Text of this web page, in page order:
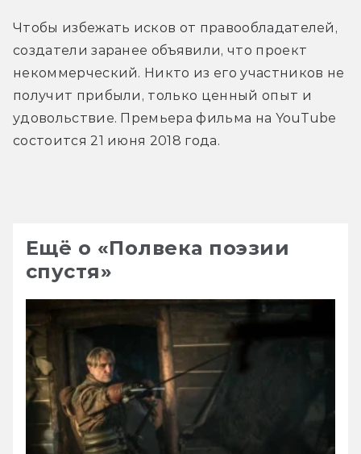
Чтобы избежать исков от правообладателей,
создатели заранее объявили, что проект
некоммерческий. Никто из его участников не
получит прибыли, только ценный опыт и
удовольствие. Премьера фильма на YouTube
состоится 21 июня 2018 года.
Ещё о «Полвека поэзии
спустя»